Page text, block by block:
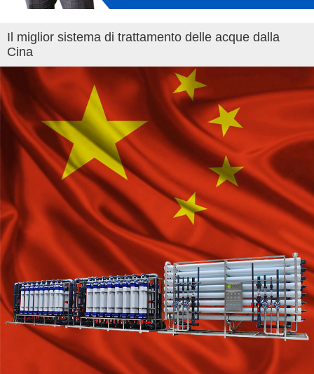
Il miglior sistema di trattamento delle acque dalla
Cina